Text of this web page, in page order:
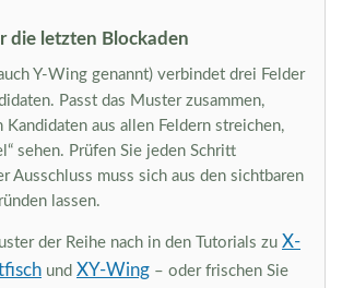
die letzten Blockaden
Y-Wing genannt) verbindet drei Felder
Passt das Muster zusammen,
Kandidaten aus allen Feldern streichen,
sehen. Prüfen Sie jeden Schritt
Ausschluss muss sich aus den sichtbaren
lassen.
der Reihe nach in den Tutorials zu X-
und XY-Wing – oder frischen Sie